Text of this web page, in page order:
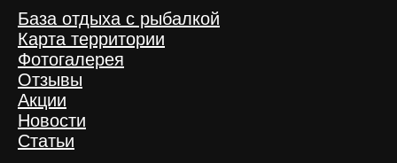
База отдыха с рыбалкой
Карта территории
Фотогалерея
Отзывы
Акции
Новости
Статьи